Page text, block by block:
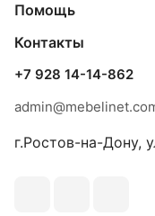
Помощь
Контакты
+7 928 14-14-862
г.Ростов-на-Дону,